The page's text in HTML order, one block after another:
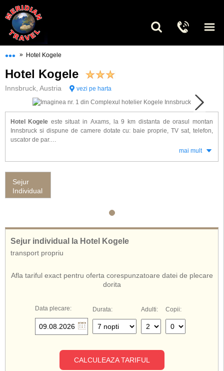
••• » Hotel Kogele
Hotel Kogele
Innsbruck, Austria vezi pe harta
Hotel Kogele este situat in Axams, la 9 km distanta de orasul montan
Innsbruck si dispune de camere dotate cu: baie proprie, TV sat, telefon,
uscator de par.
Alte facilitati gasite la hotel Kogele: restaurant, bar, depozit de bagaje,
mai mult
Sejur
Individual
Sejur individual la Hotel Kogele
transport propriu
Afla tariful exact pentru oferta corespunzatoare datei de plecare
dorita
Data plecare: Durata: Adulti: Copii:
CALCULEAZA TARIFUL